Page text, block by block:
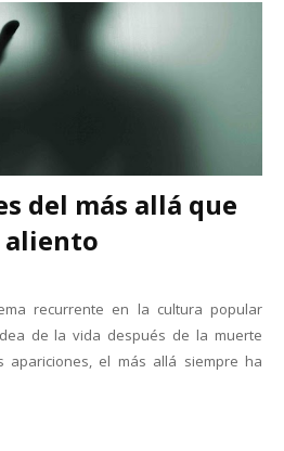
del más allá que
aliento
recurrente en la cultura popular
de la vida después de la muerte
el más allá siempre ha